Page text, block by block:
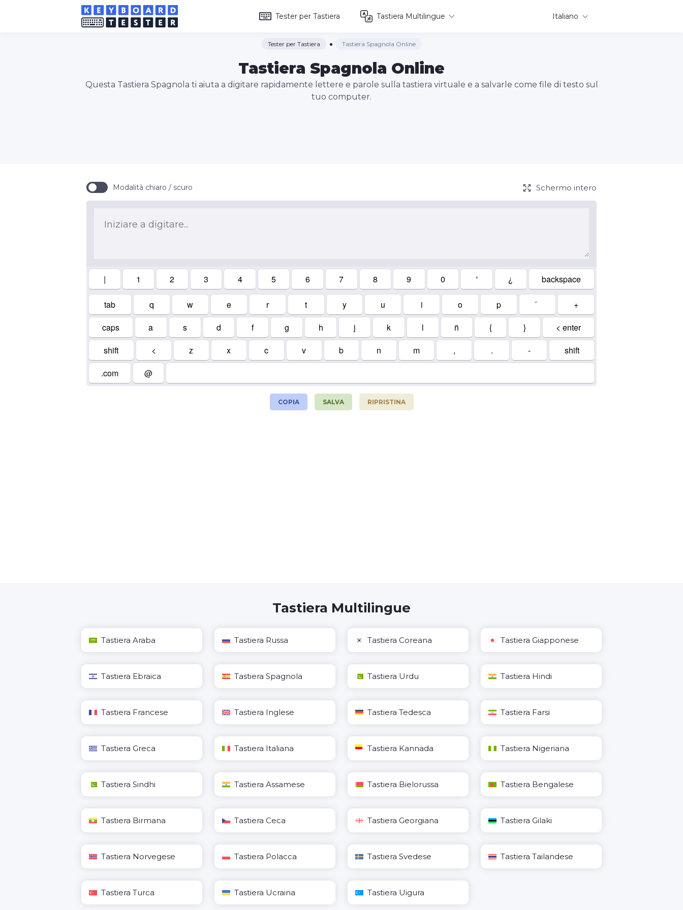
Tester per Tastiera Tastiera Multilingue Italiano
Tester per Tastiera Tastiera Spagnola Online
Tastiera Spagnola Online
Questa Tastiera Spagnola ti aiuta a digitare rapidamente lettere e parole sulla tastiera virtuale e a salvarle come file di testo sul
tuo computer.
Modalità chiaro / scuro Schermo intero
| 1 2 3 4 5 6 7 8 9 0 ' ¿ backspace
tab q w e r t y u i o p
+
caps
a s d f g h j k l ñ { }
< enter
shift
< z x c v b n m , . -
shift
.com
@
COPIA SALVA RIPRISTINA
Tastiera Multilingue
Tastiera Araba Tastiera Russa Tastiera Coreana Tastiera Giapponese
Tastiera Ebraica Tastiera Spagnola Tastiera Urdu Tastiera Hindi
Tastiera Francese Tastiera Inglese Tastiera Tedesca Tastiera Farsi
Tastiera Greca Tastiera Italiana Tastiera Kannada Tastiera Nigeriana
Tastiera Sindhi Tastiera Assamese Tastiera Bielorussa Tastiera Bengalese
Tastiera Birmana Tastiera Ceca Tastiera Georgiana Tastiera Gilaki
Tastiera Norvegese Tastiera Polacca Tastiera Svedese Tastiera Tailandese
Tastiera Turca Tastiera Ucraina Tastiera Uigura